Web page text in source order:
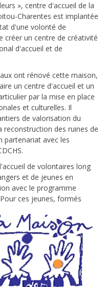
», centre d'accueil de la
Charentes est implantée
d'une volonté de
créer un centre de créativité
d'accueil et de
ont rénové cette maison,
un centre d'accueil et un
par la mise en place
et culturelles. Il
de valorisation du
des ruines de
partenariat avec les
de volontaires long
et de jeunes en
avec le programme
ces jeunes, formés